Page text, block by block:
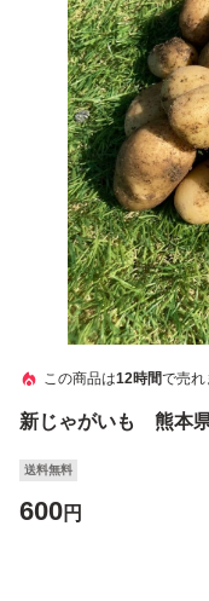
この商品は12時間で売れ
新じゃがいも 熊本
送料無料
600円